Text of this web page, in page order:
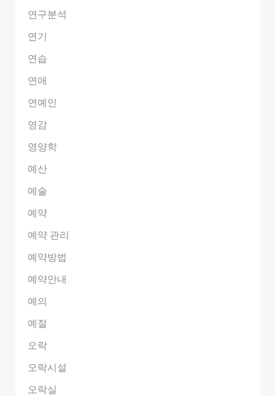
연구분석
연기
연습
연애
연예인
영감
영양학
예산
예술
예약
예약 관리
예약방법
예약안내
예의
예절
오락
오락시설
오락실